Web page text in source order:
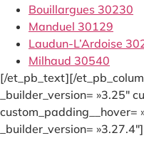
Bouillargues 30230
Manduel 30129
Laudun-L’Ardoise
Milhaud 30540
[/et_pb_text][/
_builder_version= »3.25″
custom_padding__hover=
_builder_version= »3.27.4″]